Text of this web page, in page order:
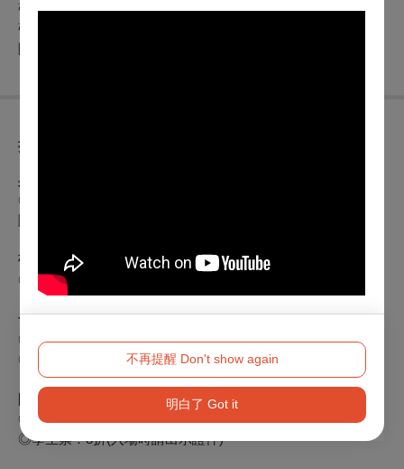
不再提醒 Don't show again
明白了 Got it
張庭碩、丁章媛、陳柏文、尤子恩｜VIOLIN
張詠馨、陳宣妤｜VIOLA
陳世霖、陳昱翰｜CELLO
折扣方案
身心障礙優惠
◎身心障礙人士及陪同者1名購票5折優待，入場時應出示身心
敬老優惠
◎65歲以上年長者購票可享5折優惠，入場時請出示證件。
會員優惠
◎兩廳院付費會員9折、免費會員(廳院青)9折
◎衛武營付費會員9折
限時早鳥與學生優惠
◎早鳥票：08/11前購票，享75折優惠
◎學生票：8折(入場時請出示證件)